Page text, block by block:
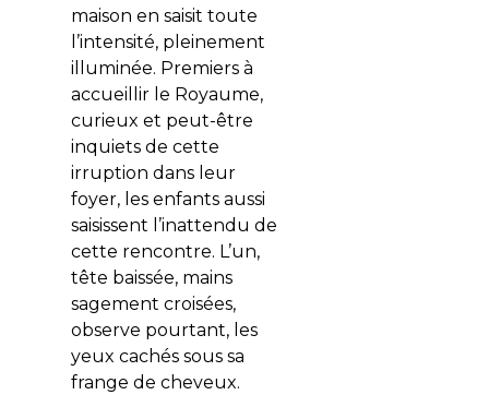
maison en saisit toute
l’intensité, pleinement
illuminée. Premiers à
accueillir le Royaume,
curieux et peut-être
inquiets de cette
irruption dans leur
foyer, les enfants aussi
saisissent l’inattendu de
cette rencontre. L’un,
tête baissée, mains
sagement croisées,
observe pourtant, les
yeux cachés sous sa
frange de cheveux.